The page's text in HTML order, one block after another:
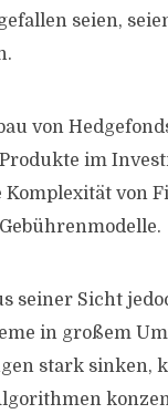
seien,
von
im
von
seiner Sicht
in großem
stark sinken,